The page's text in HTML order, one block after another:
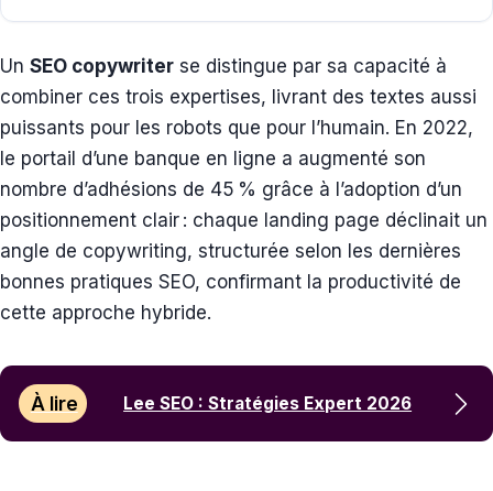
Un SEO copywriter se distingue par sa capacité à
combiner ces trois expertises, livrant des textes aussi
puissants pour les robots que pour l’humain. En 2022,
le portail d’une banque en ligne a augmenté son
nombre d’adhésions de 45 % grâce à l’adoption d’un
positionnement clair : chaque landing page déclinait un
angle de copywriting, structurée selon les dernières
bonnes pratiques SEO, confirmant la productivité de
cette approche hybride.
À lire Lee SEO : Stratégies Expert 2026